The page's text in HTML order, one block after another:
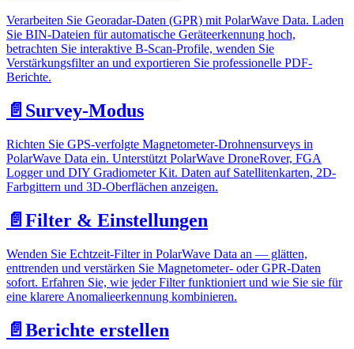
Verarbeiten Sie Georadar-Daten (GPR) mit PolarWave Data. Laden
Sie BIN-Dateien für automatische Geräteerkennung hoch,
betrachten Sie interaktive B-Scan-Profile, wenden Sie
Verstärkungsfilter an und exportieren Sie professionelle PDF-
Berichte.
📄️ Survey-Modus
Richten Sie GPS-verfolgte Magnetometer-Drohnensurveys in
PolarWave Data ein. Unterstützt PolarWave DroneRover, FGA
Logger und DIY Gradiometer Kit. Daten auf Satellitenkarten, 2D-
Farbgittern und 3D-Oberflächen anzeigen.
📄️ Filter & Einstellungen
Wenden Sie Echtzeit-Filter in PolarWave Data an — glätten,
enttrenden und verstärken Sie Magnetometer- oder GPR-Daten
sofort. Erfahren Sie, wie jeder Filter funktioniert und wie Sie sie für
eine klarere Anomalieerkennung kombinieren.
📄️ Berichte erstellen